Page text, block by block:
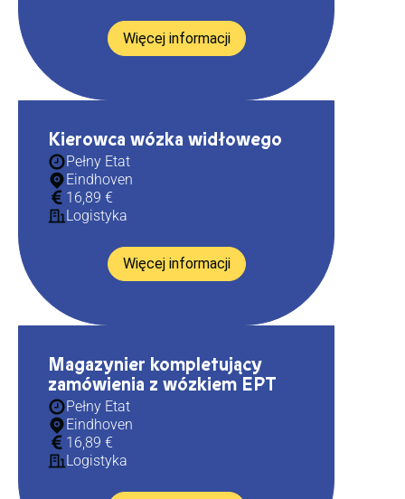
Więcej informacji
Kierowca wózka widłowego
Pełny Etat
Eindhoven
16,89 €
Logistyka
Więcej informacji
Magazynier kompletujący
zamówienia z wózkiem EPT
Pełny Etat
Eindhoven
16,89 €
Logistyka